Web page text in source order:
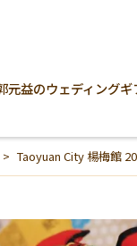
元益のウェディング
Taoyuan City 楊梅館